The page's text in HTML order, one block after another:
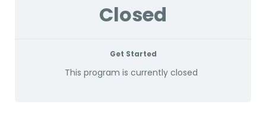
Closed
Get Started
This program is currently closed